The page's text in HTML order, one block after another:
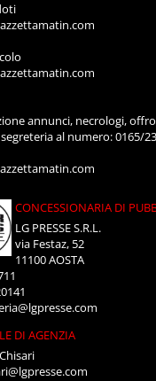
annunci, necrologi,
al numero: 0165/
CONCESSIONARIA DI
LG PRESSE S.R.L.
via Festaz, 52
11100 AOSTA
DI AGENZIA